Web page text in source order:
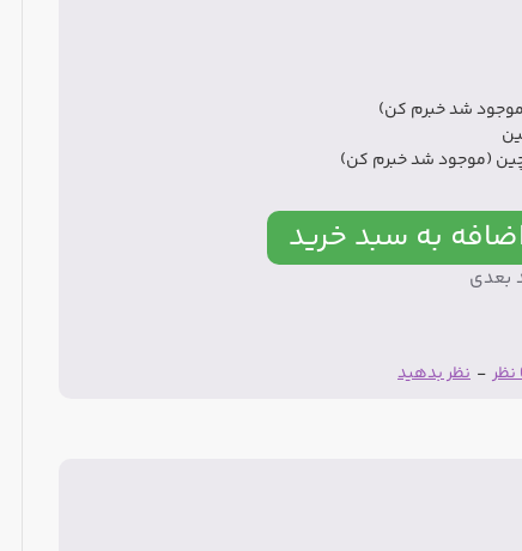
- نظر بدهید
به سبد خرید
بعدی